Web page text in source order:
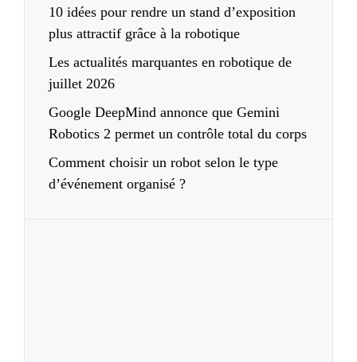
10 idées pour rendre un stand d’exposition
plus attractif grâce à la robotique
Les actualités marquantes en robotique de
juillet 2026
Google DeepMind annonce que Gemini
Robotics 2 permet un contrôle total du corps
Comment choisir un robot selon le type
d’événement organisé ?